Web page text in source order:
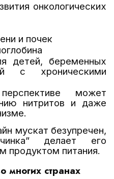
онкологических
и почек
детей, беременных
с хроническими
может
нитритов и даже
мускат безупречен,
делает его
продуктом питания.
многих странах